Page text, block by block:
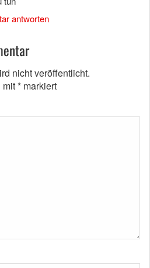
antworten
nicht veröffentlicht.
mit* markiert